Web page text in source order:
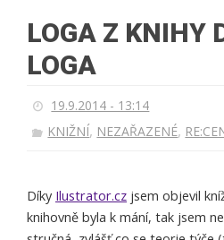
LOGA Z KNIHY
LOGA
19.9.2014 - 13:14
KNIŽNÍ, NEZAŘAZENÉ,
Díky Ilustrator.cz jsem objevil
knihovně byla k mání, tak jsem